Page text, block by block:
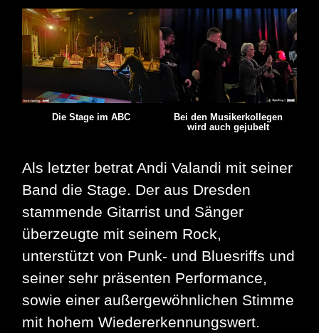
Die Stage im ABC
Bei den Musikerkollegen
wird auch gejubelt
Als letzter betrat Andi Valandi mit seiner
Band die Stage. Der aus Dresden
stammende Gitarrist und Sänger
überzeugte mit seinem Rock,
unterstützt von Punk- und Bluesriffs und
seiner sehr präsenten Performance,
sowie einer außergewöhnlichen Stimme
mit hohem Wiedererkennungswert.